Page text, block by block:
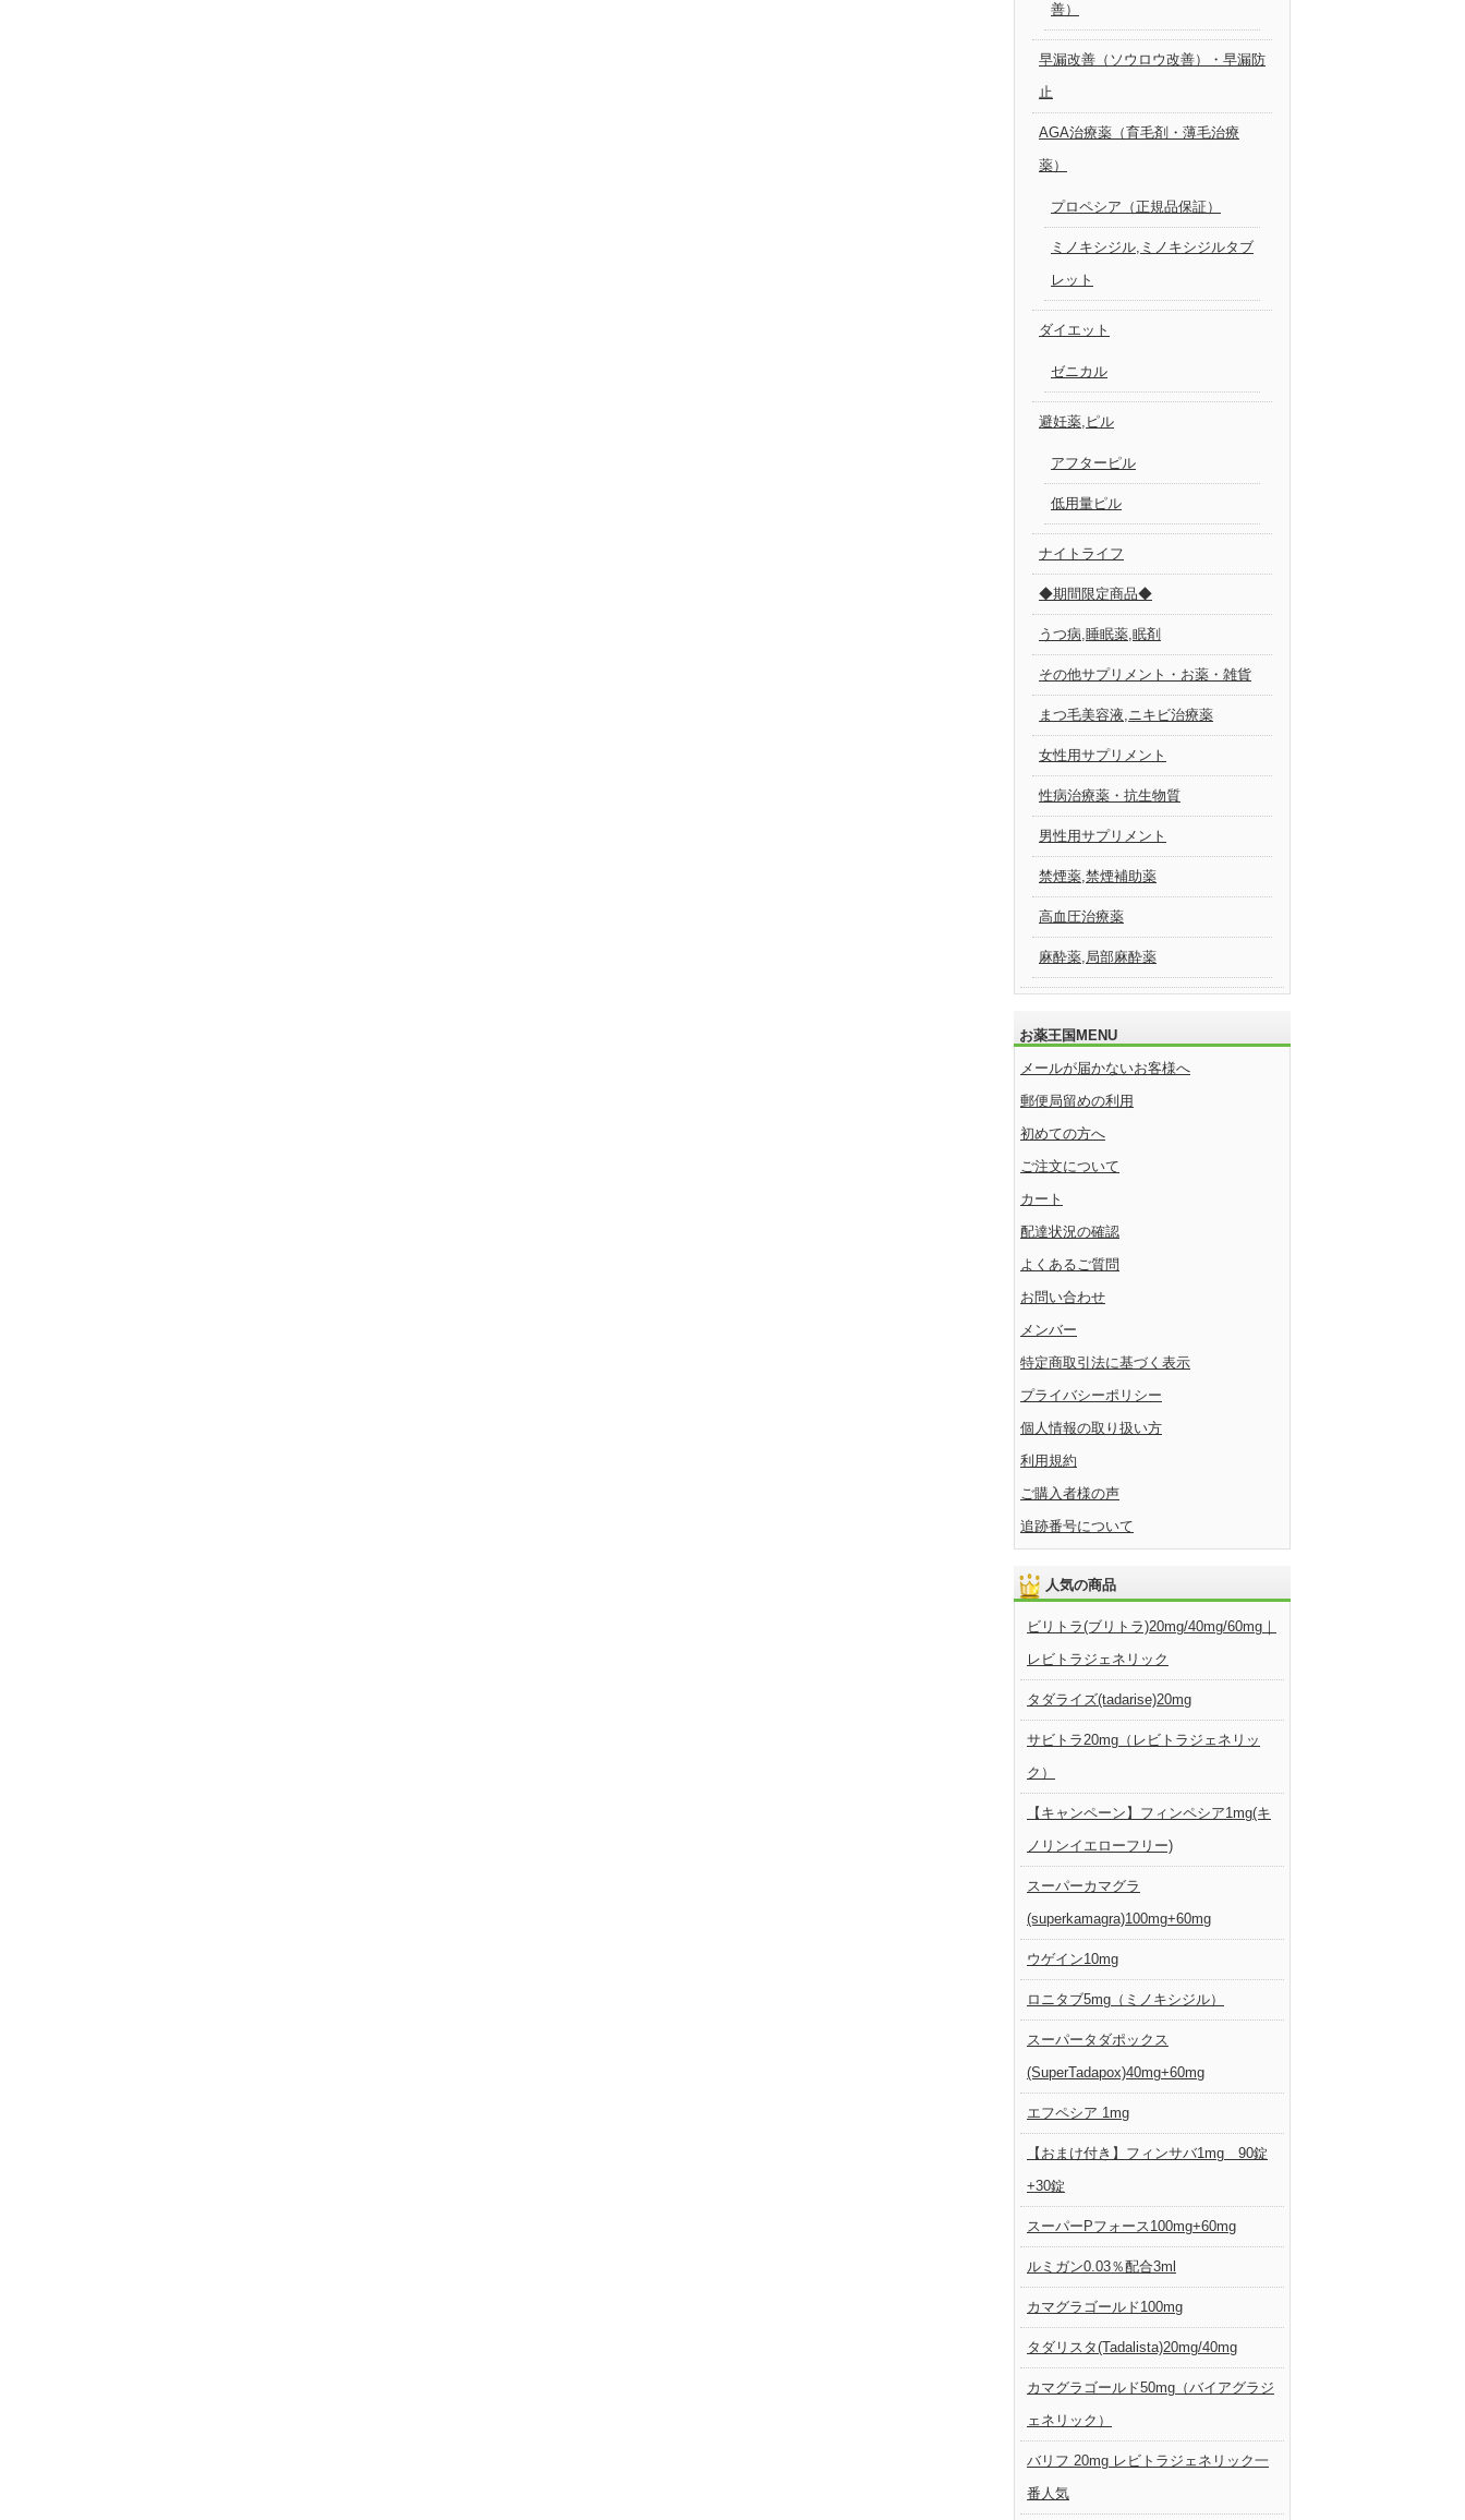
善）
早漏改善（ソウロウ改善）・早漏防
止
AGA治療薬（育毛剤・薄毛治療
薬）
プロペシア（正規品保証）
ミノキシジル,ミノキシジルタブ
レット
ダイエット
ゼニカル
避妊薬,ピル
アフターピル
低用量ピル
ナイトライフ
◆期間限定商品◆
うつ病,睡眠薬,眠剤
その他サプリメント・お薬・雑貨
まつ毛美容液,ニキビ治療薬
女性用サプリメント
性病治療薬・抗生物質
男性用サプリメント
禁煙薬,禁煙補助薬
高血圧治療薬
麻酔薬,局部麻酔薬
お薬王国MENU
メールが届かないお客様へ
郵便局留めの利用
初めての方へ
ご注文について
カート
配達状況の確認
よくあるご質問
お問い合わせ
メンバー
特定商取引法に基づく表示
プライバシーポリシー
個人情報の取り扱い方
利用規約
ご購入者様の声
追跡番号について
人気の商品
ビリトラ(ブリトラ)20mg/40mg/60mg｜
レビトラジェネリック
タダライズ(tadarise)20mg
サビトラ20mg（レビトラジェネリッ
ク）
【キャンペーン】フィンペシア1mg(キ
ノリンイエローフリー)
スーパーカマグラ
(superkamagra)100mg+60mg
ウゲイン10mg
ロニタブ5mg（ミノキシジル）
スーパータダポックス
(SuperTadapox)40mg+60mg
エフペシア 1mg
【おまけ付き】フィンサバ1mg 90錠
+30錠
スーパーPフォース100mg+60mg
ルミガン0.03％配合3ml
カマグラゴールド100mg
タダリスタ(Tadalista)20mg/40mg
カマグラゴールド50mg（バイアグラジ
ェネリック）
バリフ 20mg レビトラジェネリック一
番人気